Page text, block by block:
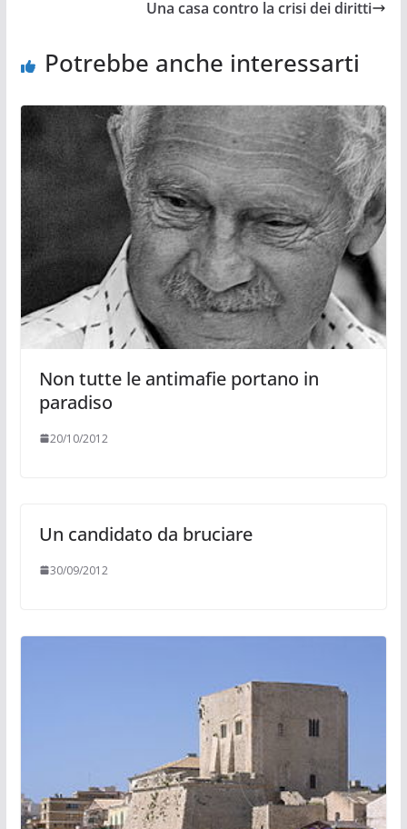
Una casa contro la crisi dei diritti
Potrebbe anche interessarti
Non tutte le antimafie portano in
paradiso
20/10/2012
Un candidato da bruciare
30/09/2012